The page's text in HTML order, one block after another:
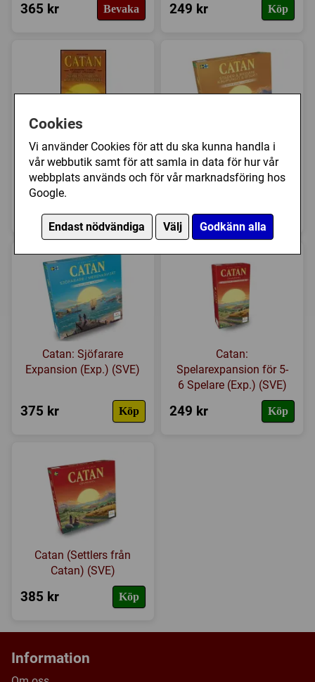
Cookies
Vi använder Cookies för att du ska kunna handla i
vår webbutik samt för att samla in data för hur vår
webbplats används och för vår marknadsföring hos
Google.
Endast nödvändiga Välj Godkänn alla
365 kr Bevaka 249 kr Köp
Catan: Städer och
Riddare 5-6 spelare
Expansion (Exp.) (...
219 kr
Catan: Städer och
Riddare Expansion
(Exp.) (SVE)
399 kr
Catan: Sjöfarare
Expansion (Exp.) (SVE)
375 kr Köp
Catan:
Spelarexpansion för 5-
6 Spelare (Exp.) (SVE)
249 kr Köp
Catan (Settlers från
Catan) (SVE)
385 kr Köp
Information